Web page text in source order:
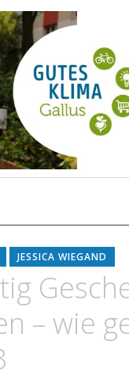
Klima
für den
JESSICA WIEGAND
– wie